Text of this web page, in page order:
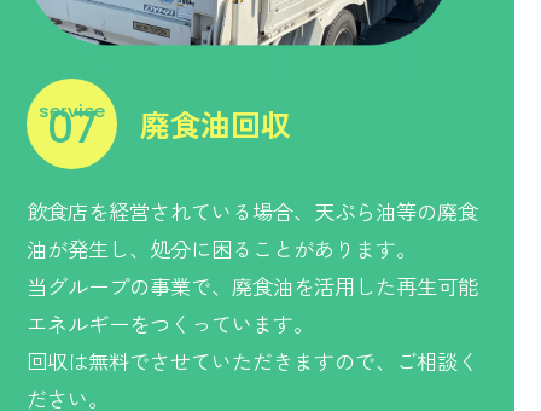
service
07 廃食油回収
飲食店を経営されている場合、天ぷら油等の廃食
油が発生し、処分に困ることがあります。
当グループの事業で、廃食油を活用した再生可能
エネルギーをつくっています。
回収は無料でさせていただきますので、ご相談く
ださい。